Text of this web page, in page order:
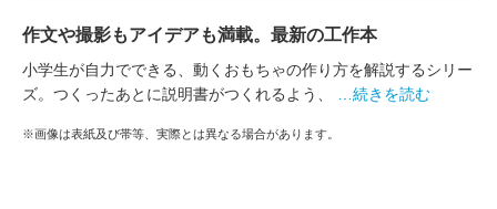
作文や撮影もアイデアも満載。最新の工作本
小学生が自力でできる、動くおもちゃの作り方を解説するシリー
ズ。つくったあとに説明書がつくれるよう、
…続きを読む
※画像は表紙及び帯等、実際とは異なる場合があります。